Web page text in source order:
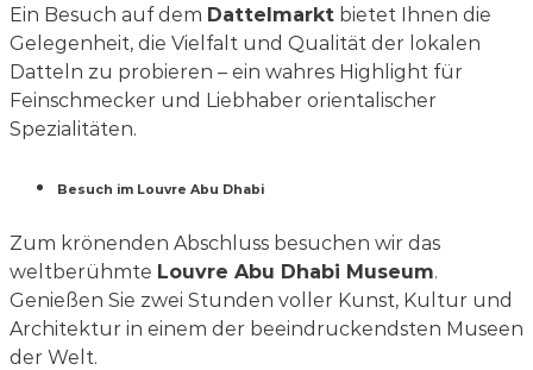
Ein Besuch auf dem Dattelmarkt bietet Ihnen die
Gelegenheit, die Vielfalt und Qualität der lokalen
Datteln zu probieren – ein wahres Highlight für
Feinschmecker und Liebhaber orientalischer
Spezialitäten.
Besuch im Louvre Abu Dhabi
Zum krönenden Abschluss besuchen wir das
weltberühmte Louvre Abu Dhabi Museum.
Genießen Sie zwei Stunden voller Kunst, Kultur und
Architektur in einem der beeindruckendsten Museen
der Welt.